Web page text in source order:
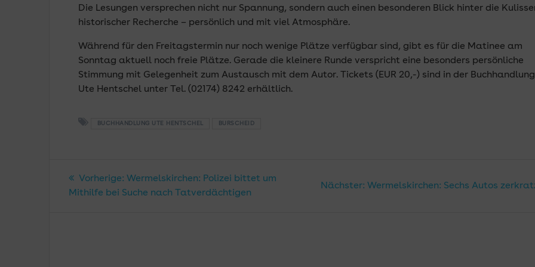
Die Lesungen versprechen nicht nur Spannung, sondern auch einen besonderen Blick hinter die
historischer Recherche – persönlich und mit viel Atmosphäre.
Während für den Freitagstermin nur noch wenige Plätze verfügbar sind, gibt es für die Matinee am
Sonntag aktuell noch freie Plätze. Gerade die kleinere Runde verspricht eine besonders persönliche
Stimmung mit Gelegenheit zum Austausch mit dem Autor. Tickets (EUR 20,-) sind in der Buchhandlung
Ute Hentschel unter Tel. (02174) 8242 erhältlich.
BUCHHANDLUNG UTE HENTSCHEL BURSCHEID
Beitragsnavigation
Vorherige: Vorheriger
Beitrag:
Wermelskirchen: Polizei bittet um
Mithilfe bei Suche nach Tatverdächtigen
Nächster: Nächster
Wermelskirchen: Sechs Autos